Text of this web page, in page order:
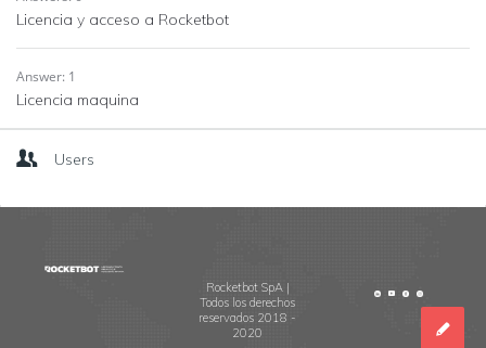
Licencia y acceso a Rocketbot
Answer: 1
Licencia maquina
Users
Footer
Rocketbot SpA |
Todos los derechos
reservados 2018 -
2020